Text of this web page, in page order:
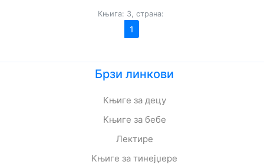
Књига: 3, страна:
1
Брзи линкови
Књиге за децу
Књиге за бебе
Лектире
Књиге за тинејџере